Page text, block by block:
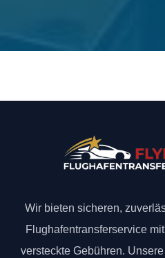
Wir bieten sicheren,
Flughafentransferservice
versteckte Gebühren.